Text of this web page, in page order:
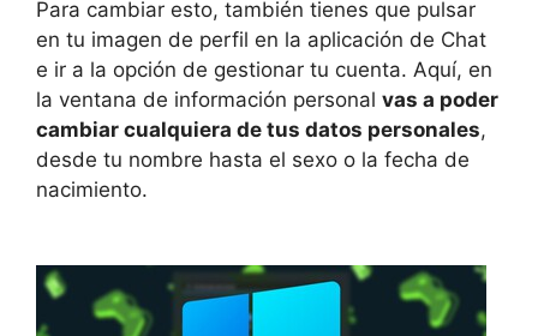
Para cambiar esto, también tienes que pulsar
en tu imagen de perfil en la aplicación de Chat
e ir a la opción de gestionar tu cuenta. Aquí, en
la ventana de información personal vas a poder
cambiar cualquiera de tus datos personales,
desde tu nombre hasta el sexo o la fecha de
nacimiento.